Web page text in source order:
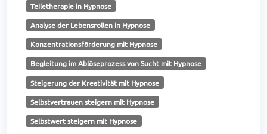
Teiletherapie in Hypnose
Analyse der Lebensrollen in Hypnose
Konzentrationsförderung mit Hypnose
Begleitung im Ablöseprozess von Sucht mit Hypnose
Steigerung der Kreativität mit Hypnose
Selbstvertrauen steigern mit Hypnose
Selbstwert steigern mit Hypnose